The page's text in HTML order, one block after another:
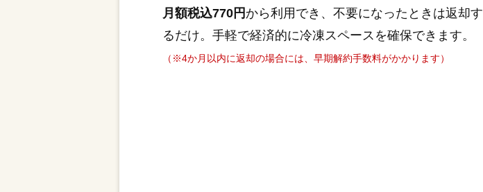
月額税込770円から利用でき、不要になったときは返却す
るだけ。手軽で経済的に冷凍スペースを確保できます。
（※4か月以内に返却の場合には、早期解約手数料がかかります）